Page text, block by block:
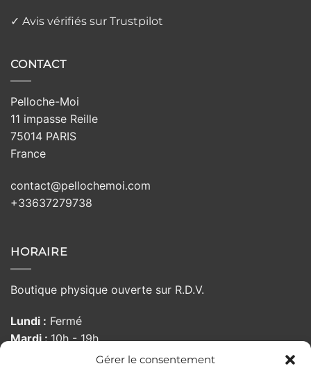
Gérer le consentement
✓ Avis vérifiés sur Trustpilot
CONTACT
Pelloche-Moi
11 impasse Reille
75014 PARIS
France
contact@pellochemoi.com
+33637279738
HORAIRE
Boutique physique ouverte sur R.D.V.
Lundi : Fermé
Mardi :10h - 19h
10h - 19h